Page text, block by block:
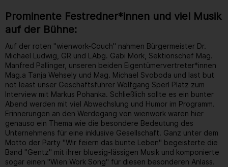
Prominente Festredner*innen und viel Musik
auf der Bühne:
Auf der roten "wienwork-Couch" nahmen Bürgermeister Dr.
Michael Ludwig, GR und LAbg. Gabi Mörk, Sektionschef Mag.
Manfred Pallinger, unseren beiden Eigentümervertreter*innen
Mag.a Tanja Wehsely und Mag. Michael Svoboda und last but
not least unser Geschäftsführer Wolfgang Sperl Platz zum
Interview mit Markus Pohanka. Schließlich sollte es ein bunter
Abend werden mit viel Abwechslung und Humor im Programm.
Erinnerungen an den Werdegang von wienwork waren hier
genauso ein Thema wie die besondere Bedeutung des
Unternehmens für eine inklusive Gesellschaft. Ganz unter dem
Motto der Party "Wir feiern das bunte Leben" begeisterte die
Band "Gentz" mit ihrer bluesig-lässigen Musik und komponierte
sogar einen "Wien Work Song" für diesen besonderen Anlass.